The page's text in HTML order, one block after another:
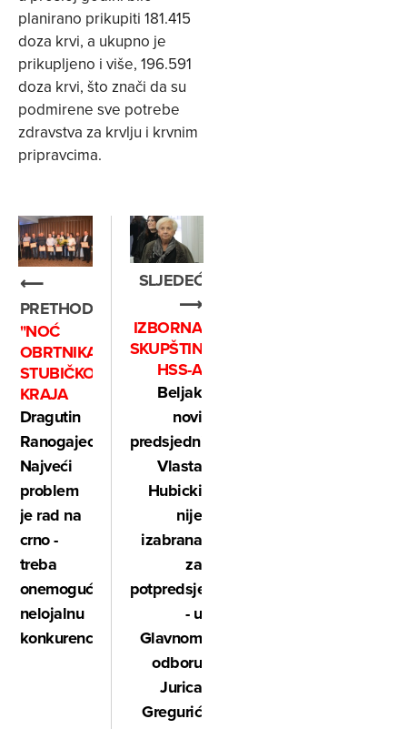
planirano prikupiti 181.415
doza krvi, a ukupno je
prikupljeno i više, 196.591
doza krvi, što znači da su
podmirene sve potrebe
zdravstva za krvlju i krvnim
pripravcima.
⟵
PRETHODNO
"NOĆ
OBRTNIKA"
STUBIČKOG
KRAJA
Dragutin
Ranogajec:
Najveći
problem
je rad na
crno -
treba
onemogućiti
nelojalnu
konkurenciju
SLJEDEĆE
⟶
IZBORNA
SKUPŠTINA
HSS-A
Beljak
novi
predsjednik,
Vlasta
Hubicki
nije
izabrana
za
potpredsjednicu
- u
Glavnom
odboru
Jurica
Gregurić